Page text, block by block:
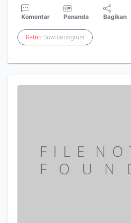
Komentar Penanda Bagikan
Retno Suwitaningrum